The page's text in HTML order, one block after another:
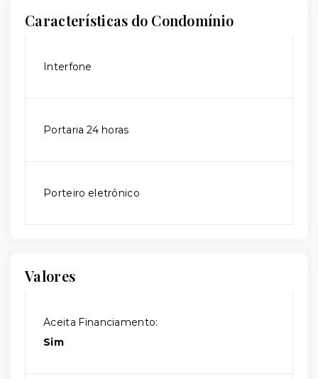
Características do Condomínio
Interfone
Portaria 24 horas
Porteiro eletrônico
Valores
Aceita Financiamento:
Sim